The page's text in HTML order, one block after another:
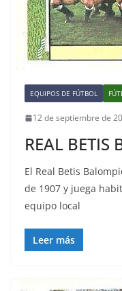
EQUIPOS DE FÚTBOL
12 de septiembre de
REAL BETIS
El Real Betis
de 1907 y juega
equipo local
Leer más